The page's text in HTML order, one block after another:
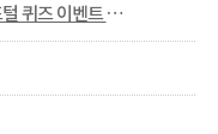
2026년 5월 국가통계포털 퀴즈 이벤트 당첨자 발표